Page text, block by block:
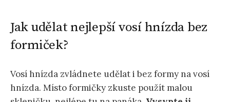
Jak udělat nejlepší vosí hnízda bez
formiček?
Vosí hnízda zvládnete udělat i bez formy na vosí
hnízda. Místo formičky zkuste použít malou